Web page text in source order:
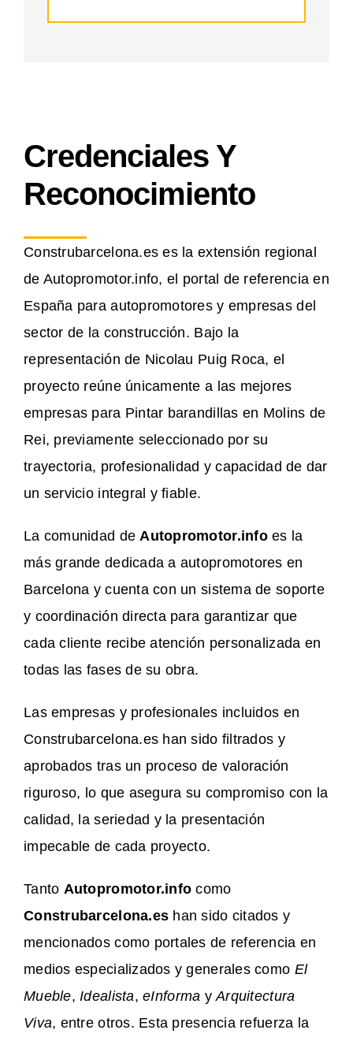
Credenciales Y
Reconocimiento
Construbarcelona.es es la extensión regional
de Autopromotor.info, el portal de referencia en
España para autopromotores y empresas del
sector de la construcción. Bajo la
representación de Nicolau Puig Roca, el
proyecto reúne únicamente a las mejores
empresas para Pintar barandillas en Molins de
Rei, previamente seleccionado por su
trayectoria, profesionalidad y capacidad de dar
un servicio integral y fiable.
La comunidad de Autopromotor.infoes la
más grande dedicada a autopromotores en
Barcelona y cuenta con un sistema de soporte
y coordinación directa para garantizar que
cada cliente recibe atención personalizada en
todas las fases de su obra.
Las empresas y profesionales incluidos en
Construbarcelona.es han sido filtrados y
aprobados tras un proceso de valoración
riguroso, lo que asegura su compromiso con la
calidad, la seriedad y la presentación
impecable de cada proyecto.
Tanto Autopromotor.info como
Construbarcelona.es han sido citados y
mencionados como portales de referencia en
medios especializados y generales como El
Mueble, Idealista,eInforma yArquitectura
Viva, entre otros. Esta presencia refuerza la